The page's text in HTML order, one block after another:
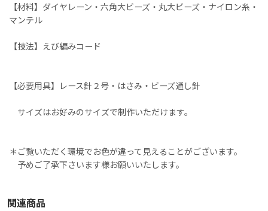
【材料】ダイヤレーン・六角大ビーズ・丸大ビーズ・ナイロン糸・
マンテル
【技法】えび編みコード
【必要用具】レース針２号・はさみ・ビーズ通し針
サイズはお好みのサイズで制作いただけます。
＊ご覧いただく環境でお色が違って見えることがございます。
予めご了承下さいます様お願いいたします。
関連商品